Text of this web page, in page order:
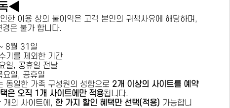
◀
한 이용 상의 불이익은 고객 본인의 귀책사유에 해당하며,
은 불가 합니다.
8월 31일
기를 제외한 기간
일, 공휴일 전날
일, 공휴일
동일한 가족 구성원의 성함으로 2개 이상의 사이트를 예약
은 오직 1개 사이트에만 적용됩니다.
의 사이트에, 한 가지 할인 혜택만 선택(적용) 가능합니